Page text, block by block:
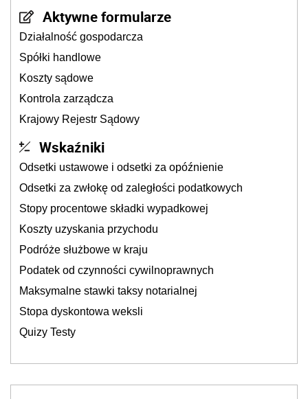
Aktywne formularze
Działalność gospodarcza
Spółki handlowe
Koszty sądowe
Kontrola zarządcza
Krajowy Rejestr Sądowy
Wskaźniki
Odsetki ustawowe i odsetki za opóźnienie
Odsetki za zwłokę od zaległości podatkowych
Stopy procentowe składki wypadkowej
Koszty uzyskania przychodu
Podróże służbowe w kraju
Podatek od czynności cywilnoprawnych
Maksymalne stawki taksy notarialnej
Stopa dyskontowa weksli
Quizy Testy